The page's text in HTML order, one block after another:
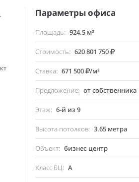
Параметры офиса
Площадь 924.5 м²
Стоимость 620 801 750
Ставка 671 500 /м²
Предложение от собственника
Этаж 6-й из 9
Высота потолков 3.65 метра
Объект бизнес-центр
Класс БЦ A